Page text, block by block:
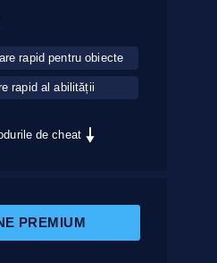
rapid pentru obiecte
rapid al abilității
de cheat
PREMIUM